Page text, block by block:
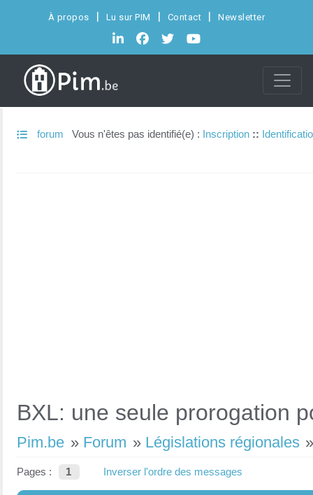
À propos Lu sur PIM Contact Newsletter
forum Vous n'êtes pas identifié(e) : Inscription ::
BXL: une seule prorogation
Pim.be » Forum » Législations régionales
Pages : 1 Inverser l'ordre des messages